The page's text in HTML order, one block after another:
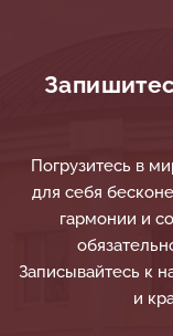
Погрузитесь в
для себя
гармонии и
Записывайтесь к
и